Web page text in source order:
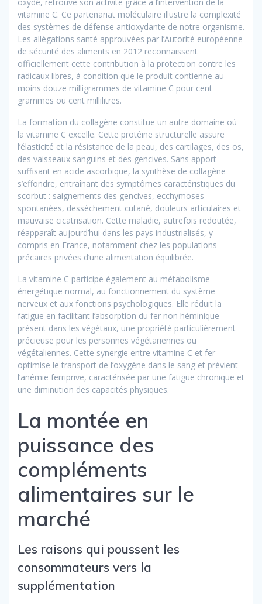
oxydé, retrouve son activité grâce à l’intervention de la
vitamine C. Ce partenariat moléculaire illustre la complexité
des systèmes de défense antioxydante de notre organisme.
Les allégations santé approuvées par l’Autorité européenne
de sécurité des aliments en 2012 reconnaissent
officiellement cette contribution à la protection contre les
radicaux libres, à condition que le produit contienne au
moins douze milligrammes de vitamine C pour cent
grammes ou cent millilitres.
La formation du collagène constitue un autre domaine où
la vitamine C excelle. Cette protéine structurelle assure
l’élasticité et la résistance de la peau, des cartilages, des os,
des vaisseaux sanguins et des gencives. Sans apport
suffisant en acide ascorbique, la synthèse de collagène
s’effondre, entraînant des symptômes caractéristiques du
scorbut : saignements des gencives, ecchymoses
spontanées, dessèchement cutané, douleurs articulaires et
mauvaise cicatrisation. Cette maladie, autrefois redoutée,
réapparaît aujourd’hui dans les pays industrialisés, y
compris en France, notamment chez les populations
précaires privées d’une alimentation équilibrée.
La vitamine C participe également au métabolisme
énergétique normal, au fonctionnement du système
nerveux et aux fonctions psychologiques. Elle réduit la
fatigue en facilitant l’absorption du fer non héminique
présent dans les végétaux, une propriété particulièrement
précieuse pour les personnes végétariennes ou
végétaliennes. Cette synergie entre vitamine C et fer
optimise le transport de l’oxygène dans le sang et prévient
l’anémie ferriprive, caractérisée par une fatigue chronique et
une diminution des capacités physiques.
La montée en
puissance des
compléments
alimentaires sur le
marché
Les raisons qui poussent les
consommateurs vers la
supplémentation